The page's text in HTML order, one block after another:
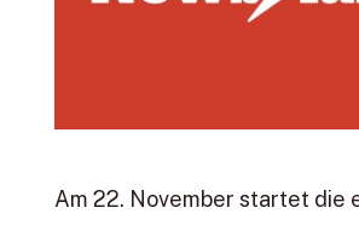
Am 22. November startet die